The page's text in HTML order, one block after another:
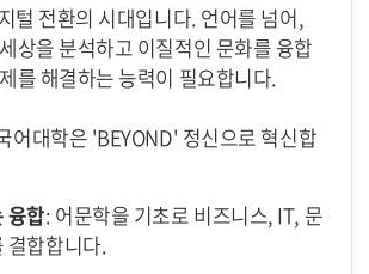
털 전환의 시대입니다. 언어를 넘어,
상을 분석하고 이질적인 문화를 융합
를 해결하는 능력이 필요합니다.
어대학은 'BEYOND' 정신으로 혁신합
융합: 어문학을 기초로 비즈니스, IT, 문
결합합니다.